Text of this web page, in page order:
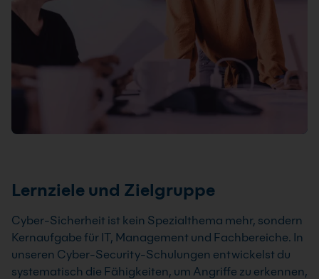
Lernziele und Zielgruppe
Cyber-Sicherheit ist kein Spezialthema mehr, sondern
Kernaufgabe für IT, Management und Fachbereiche. In
unseren Cyber-Security-Schulungen entwickelst du
systematisch die Fähigkeiten, um Angriffe zu erkennen,